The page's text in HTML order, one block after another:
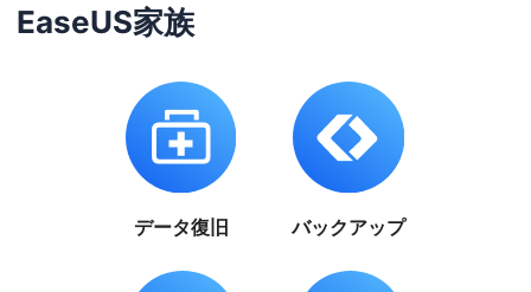
EaseUS家族
データ復旧 バックアップ